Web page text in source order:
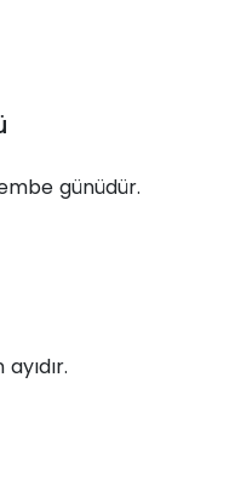
günüdür.